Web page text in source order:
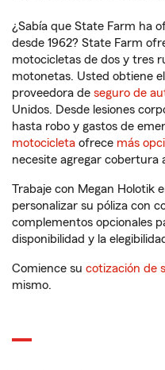
¿Sabía que State Farm ha
desde 1962? State Farm
motocicletas de dos y tres
motonetas. Usted obtiene
proveedora de seguro de
Unidos. Desde lesiones
hasta robo y gastos de
motocicleta ofrece más
necesite agregar cobertura
Trabaje con Megan Holotik
personalizar su póliza con
complementos opcionales
disponibilidad y la
Comience su cotización de
mismo.